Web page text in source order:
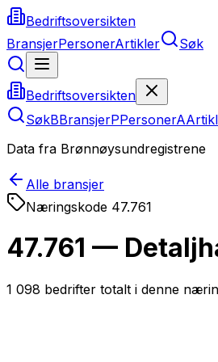
Bedriftsoversikten
BransjerPersonerArtikler Søk
Bedriftsoversikten
SøkBBransjerPPersonerA
Data fra Brønnøysundregistrene
Alle bransjer
Næringskode 47.761
47.761 —
1 098 bedrifter totalt i denne